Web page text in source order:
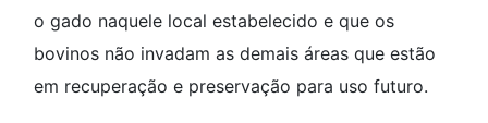
o gado naquele local estabelecido e que os
bovinos não invadam as demais áreas que estão
em recuperação e preservação para uso futuro.